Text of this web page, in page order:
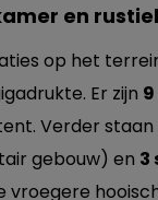
en
op het
Er zijn
Verder staan
gebouw) en 3
vroegere